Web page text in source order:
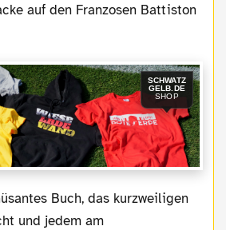
auf den Franzosen Battiston
SCHWATZ
GELB.DE
SHOP
und jedem am